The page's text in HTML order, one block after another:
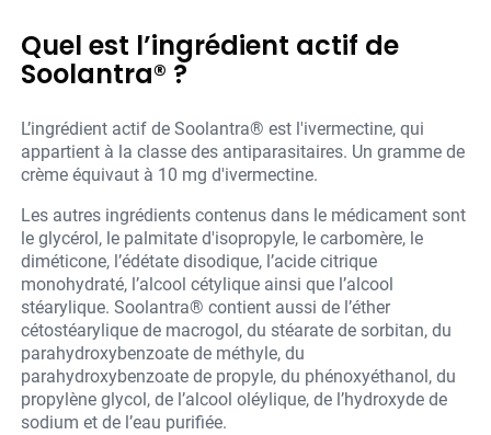
Quel est l’ingrédient actif de
Soolantra® ?
L’ingrédient actif de Soolantra® est l'ivermectine, qui
appartient à la classe des antiparasitaires. Un gramme de
crème équivaut à 10 mg d'ivermectine.
Les autres ingrédients contenus dans le médicament sont
le glycérol, le palmitate d'isopropyle, le carbomère, le
diméticone, l’édétate disodique, l’acide citrique
monohydraté, l’alcool cétylique ainsi que l’alcool
stéarylique. Soolantra® contient aussi de l’éther
cétostéarylique de macrogol, du stéarate de sorbitan, du
parahydroxybenzoate de méthyle, du
parahydroxybenzoate de propyle, du phénoxyéthanol, du
propylène glycol, de l’alcool oléylique, de l’hydroxyde de
sodium et de l’eau purifiée.